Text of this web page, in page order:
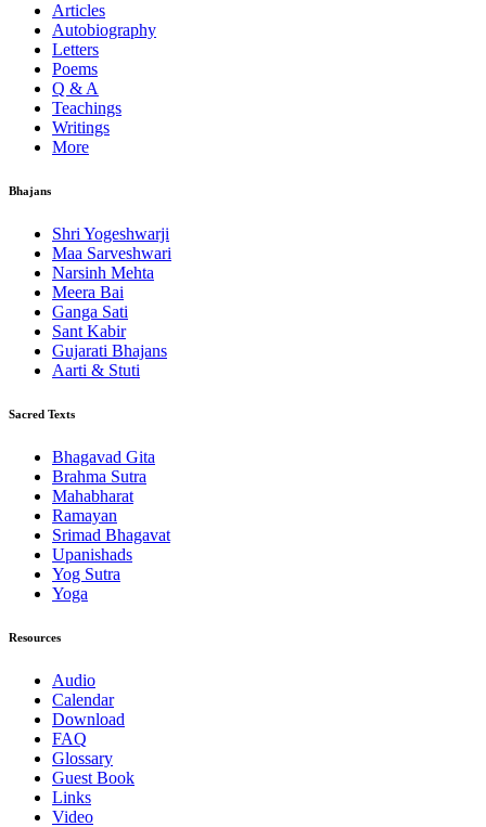
Articles
Autobiography
Letters
Poems
Q & A
Teachings
Writings
More
Bhajans
Shri Yogeshwarji
Maa Sarveshwari
Narsinh Mehta
Meera Bai
Ganga Sati
Sant Kabir
Gujarati Bhajans
Aarti & Stuti
Sacred Texts
Bhagavad Gita
Brahma Sutra
Mahabharat
Ramayan
Srimad Bhagavat
Upanishads
Yog Sutra
Yoga
Resources
Audio
Calendar
Download
FAQ
Glossary
Guest Book
Links
Video